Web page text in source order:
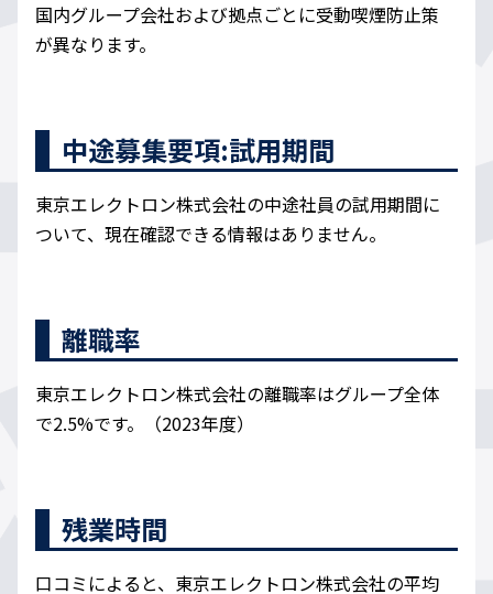
国内グループ会社および拠点ごとに受動喫煙防止策
が異なります。
中途募集要項:試用期間
東京エレクトロン株式会社の中途社員の試用期間に
ついて、現在確認できる情報はありません。
離職率
東京エレクトロン株式会社の離職率はグループ全体
で2.5%です。（2023年度）
残業時間
口コミによると、東京エレクトロン株式会社の平均